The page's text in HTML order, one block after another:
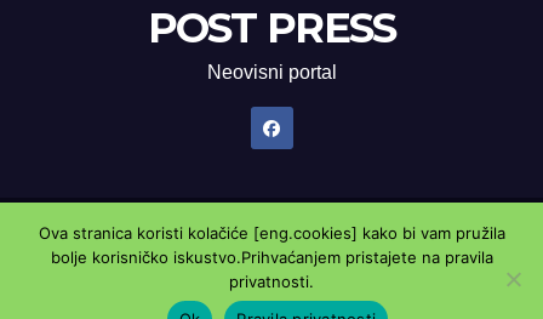
POST PRESS
Neovisni portal
Proudly powered by WordPress| Theme: Newsup byThemeansar.
Marketing oglasnik Kontaktirajte nasPravila privatnosti
Ova stranica koristi kolačiće [eng.cookies] kako bi vam pružila
bolje korisničko iskustvo.Prihvaćanjem pristajete na pravila
privatnosti.